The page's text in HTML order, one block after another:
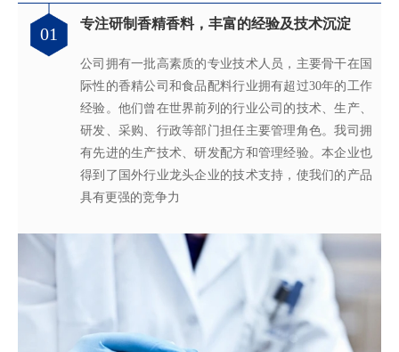
01
专注研制香精香料，丰富的经验及技术沉淀
公司拥有一批高素质的专业技术人员，主要骨干在国
际性的香精公司和食品配料行业拥有超过30年的工作
经验。他们曾在世界前列的行业公司的技术、生产、
研发、采购、行政等部门担任主要管理角色。我司拥
有先进的生产技术、研发配方和管理经验。本企业也
得到了国外行业龙头企业的技术支持，使我们的产品
具有更强的竞争力
02
满足客户不同的调香需求
拥有独立的香精香料技术研发实验室和生产车间，可
为客户提供适合、满意，高性价比的高品质香精。
03
完善的质量管理体系
从2005年起，公司就建立了国际认可的ISO9001：
2015质量管理体系及ISO22000：2018 食品安全管理体
系，为所有产品质量稳定性及食用安全性保驾护航。
04
真心酿香味 芬芳传五洲
轩宇的应用及技术服务中心，汇聚了多位优秀的技术
工程师从事香精香料在各类产品中的开发应用，能高
效地针对客户需求打造不同产品，满 足客户对提高其
产品质量以及缩短交货期的需求。